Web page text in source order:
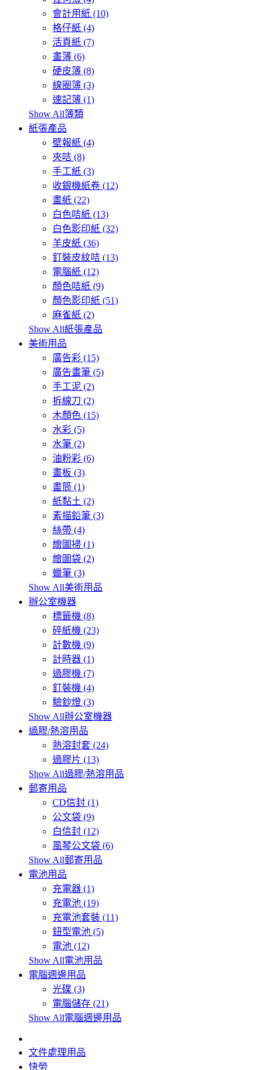
會計用紙 (10)
格仔紙 (4)
活頁紙 (7)
畫簿 (6)
硬皮簿 (8)
線圈簿 (3)
速記簿 (1)
Show All簿類
紙張產品
壁報紙 (4)
夾咭 (8)
手工紙 (3)
收銀機紙卷 (12)
畫紙 (22)
白色咭紙 (13)
白色影印紙 (32)
羊皮紙 (36)
釘裝皮紋咭 (13)
電腦紙 (12)
顏色咭紙 (9)
顏色影印紙 (51)
麻雀紙 (2)
Show All紙張產品
美術用品
廣告彩 (15)
廣告畫筆 (5)
手工泥 (2)
拆線刀 (2)
木顏色 (15)
水彩 (5)
水筆 (2)
油粉彩 (6)
畫板 (3)
畫筒 (1)
紙黏土 (2)
素描鉛筆 (3)
絲帶 (4)
繪圖掃 (1)
繪圖袋 (2)
蠟筆 (3)
Show All美術用品
辦公室機器
標籤機 (8)
碎紙機 (23)
計數機 (9)
計時器 (1)
過膠機 (7)
釘裝機 (4)
驗鈔燈 (3)
Show All辦公室機器
過膠/熱溶用品
熱溶封套 (24)
過膠片 (13)
Show All過膠/熱溶用品
郵寄用品
CD信封 (1)
公文袋 (9)
白信封 (12)
風琴公文袋 (6)
Show All郵寄用品
電池用品
充電器 (1)
充電池 (19)
充電池套裝 (11)
鈕型電池 (5)
電池 (12)
Show All電池用品
電腦週邊用品
光碟 (3)
電腦儲存 (21)
Show All電腦週邊用品
文件處理用品
快勞